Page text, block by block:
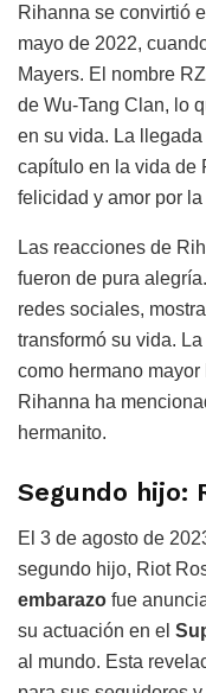
Rihanna se convirtió
mayo de 2022,
Mayers. El nombre
de Wu-Tang Clan, lo
en su vida. La llegada
capítulo en la vida de
felicidad y amor por
Las reacciones de
fueron de pura
redes sociales,
transformó su vida.
como hermano
Rihanna ha
hermanito.
Segundo hijo:
El 3 de agosto de
segundo hijo, Riot
embarazo fue
su actuación en el
al mundo. Esta